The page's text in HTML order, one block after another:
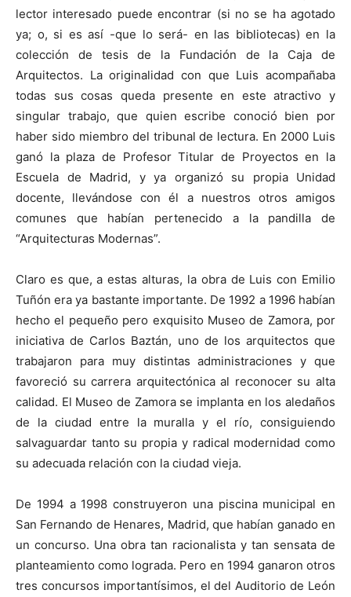
lector interesado puede encontrar (si no se ha agotado
ya; o, si es así -que lo será- en las bibliotecas) en la
colección de tesis de la Fundación de la Caja de
Arquitectos. La originalidad con que Luis acompañaba
todas sus cosas queda presente en este atractivo y
singular trabajo, que quien escribe conoció bien por
haber sido miembro del tribunal de lectura. En 2000 Luis
ganó la plaza de Profesor Titular de Proyectos en la
Escuela de Madrid, y ya organizó su propia Unidad
docente, llevándose con él a nuestros otros amigos
comunes que habían pertenecido a la pandilla de
“Arquitecturas Modernas”.
Claro es que, a estas alturas, la obra de Luis con Emilio
Tuñón era ya bastante importante. De 1992 a 1996 habían
hecho el pequeño pero exquisito Museo de Zamora, por
iniciativa de Carlos Baztán, uno de los arquitectos que
trabajaron para muy distintas administraciones y que
favoreció su carrera arquitectónica al reconocer su alta
calidad. El Museo de Zamora se implanta en los aledaños
de la ciudad entre la muralla y el río, consiguiendo
salvaguardar tanto su propia y radical modernidad como
su adecuada relación con la ciudad vieja.
De 1994 a 1998 construyeron una piscina municipal en
San Fernando de Henares, Madrid, que habían ganado en
un concurso. Una obra tan racionalista y tan sensata de
planteamiento como lograda. Pero en 1994 ganaron otros
tres concursos importantísimos, el del Auditorio de León